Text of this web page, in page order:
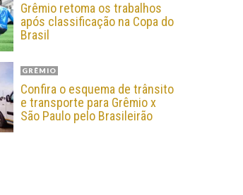
Grêmio retoma os trabalhos
após classificação na Copa do
Brasil
GRÊMIO
Confira o esquema de trânsito
e transporte para Grêmio x
São Paulo pelo Brasileirão